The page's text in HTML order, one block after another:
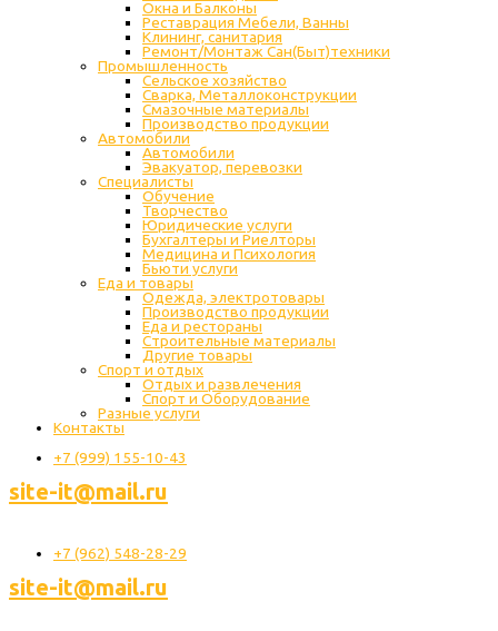
Окна и Балконы
Реставрация Мебели, Ванны
Клининг, санитария
Ремонт/Монтаж Сан(Быт)техники
Промышленность
Cельское хозяйство
Сварка, Металлоконструкции
Cмазочные материалы
Производство продукции
Автомобили
Автомобили
Эвакуатор, перевозки
Специалисты
Обучение
Творчество
Юридические услуги
Бухгалтеры и Риелторы
Медицина и Психология
Бьюти услуги
Еда и товары
Одежда, электротовары
Производство продукции
Еда и рестораны
Строительные материалы
Другие товары
Спорт и отдых
Отдых и развлечения
Спорт и Оборудование
Разные услуги
Контакты
+7 (999) 155-10-43
site-it@mail.ru
+7 (962) 548-28-29
site-it@mail.ru